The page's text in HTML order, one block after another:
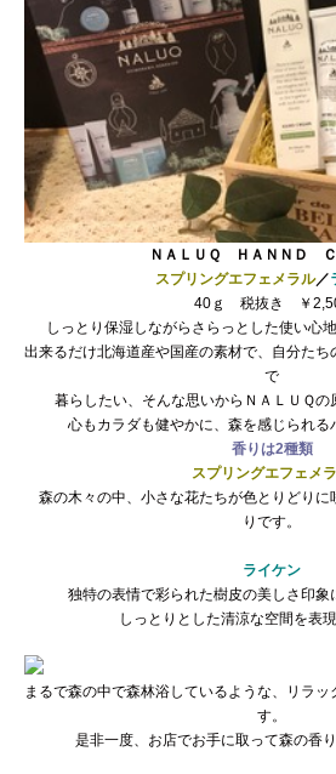
ＮＡＬＵＱ ＨＡＮＮＤ Ｃ
スプリングエフェメラル／
40ｇ 税抜き ￥
しっとり保湿しながらさらっとした使い心
出来るだけ北海道産や国産の素材で、自分た
で
暮らしたい、そんな思いからＮＡＬＵＱの
心もカラダも健やかに、森を感じられる
香りは2種類
スプリングエフェメ
森の木々の中、小さな花たちが色とりどりに
りです。
ライケン
独特の表情で彩られた樹皮の美しさ印象
しっとりとした清涼な空間を表現
まるで森の中で森林浴しているような、リラッ
す。
是非一度、お店でお手に取って森の香